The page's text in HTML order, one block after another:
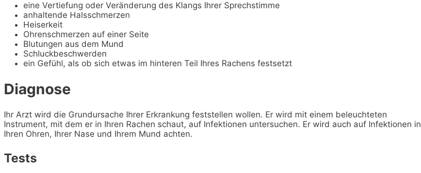
eine Vertiefung oder Veränderung des Klangs Ihrer Sprechstimme
anhaltende Halsschmerzen
Heiserkeit
Ohrenschmerzen auf einer Seite
Blutungen aus dem Mund
Schluckbeschwerden
ein Gefühl, als ob sich etwas im hinteren Teil Ihres Rachens festsetzt
Diagnose
Ihr Arzt wird die Grundursache Ihrer Erkrankung feststellen wollen. Er wird mit einem beleuchteten
Instrument, mit dem er in Ihren Rachen schaut, auf Infektionen untersuchen. Er wird auch auf Infektionen in
Ihren Ohren, Ihrer Nase und Ihrem Mund achten.
Tests